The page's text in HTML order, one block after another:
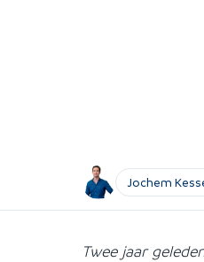
Jochem
Twee jaar